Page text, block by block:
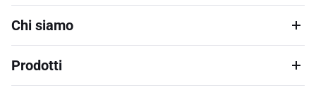
Chi siamo
Prodotti